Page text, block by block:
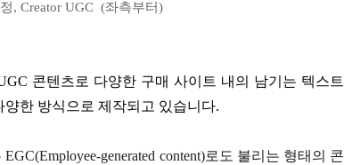
, Creator UGC (좌측부터)
콘텐츠로 다양한 구매 사이트 내의 남기는 텍스트
한 방식으로 제작되고 있습니다.
generated content)로도 불리는 형태의 콘